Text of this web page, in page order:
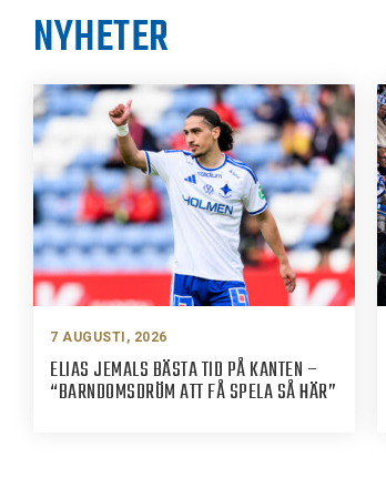
NYHETER
7 AUGUSTI, 2026
ELIAS JEMALS BÄSTA TID PÅ KANTEN –
“BARNDOMSDRÖM ATT FÅ SPELA SÅ HÄR”